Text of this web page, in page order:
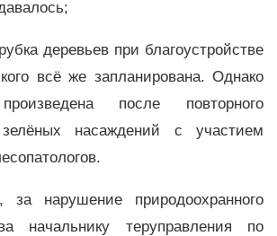
деревьев при благоустройстве
всё же запланирована. Однако
после повторного
насаждений с участием
нарушение природоохранного
начальнику теруправления по